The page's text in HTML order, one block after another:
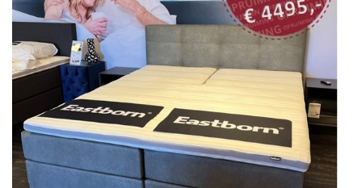
SHOWROOMMODELLEN
NIEUWS & ACTIES
CONTACT